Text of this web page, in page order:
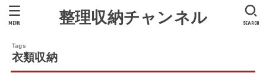
整理収納チャンネル SEARCH
MENU
衣類収納